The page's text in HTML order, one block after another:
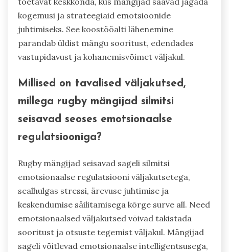
kogemusi ja strateegiaid emotsioonide
juhtimiseks. See koostööalti lähenemine
parandab üldist mängu sooritust, edendades
vastupidavust ja kohanemisvõimet väljakul.
Millised on tavalised väljakutsed,
millega rugby mängijad silmitsi
seisavad seoses emotsionaalse
regulatsiooniga?
Rugby mängijad seisavad sageli silmitsi
emotsionaalse regulatsiooni väljakutsetega,
sealhulgas stressi, ärevuse juhtimise ja
keskendumise säilitamisega kõrge surve all. Need
emotsionaalsed väljakutsed võivad takistada
sooritust ja otsuste tegemist väljakul. Mängijad
sageli võitlevad emotsionaalse intelligentsusega,